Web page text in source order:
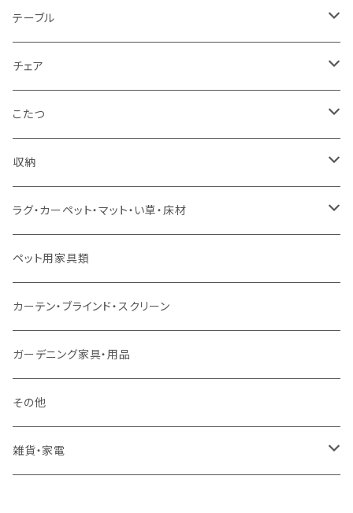
1人掛け
カウチソファ
コーナーソファ
ソファセット
スツール・オットマン
ソファ付属品
クッション・座椅子
セミダブルサイズ（フレームのみ）
ダブルサイズ（フレームのみ）
ワイドダブルサイズ以上（フレームのみ）
シングルサイズ以下（マットレス付）
セミダブルサイズ（マットレス付）
ダブルサイズ（マットレス付）
ダブルサイズ以上（マットレス付）
ロフトベッド
二段ベッド
マットレス
ダイニング3点セット以下
ダイニング4点セット
ダイニング5点・6点セット
ダイニング7点セット以上
テーブル
センターテーブル
ダイニングテーブル
カウンターテーブル
リフティングテーブル
サイドテーブル・コーヒーテーブル
デスク
チェア
ダイニングチェア
カウンターチェア
キッズチェア
オフィスチェア・ゲーミングチェア
ダイニングベンチ・スツール
こたつ
こたつテーブル
こたつ布団
コタツ・布団セット
収納
本棚・シェルフ
食器棚・収納庫
レンジ台・カウンター
ラック
TVボード
キャビネット・飾り棚
ラグ・カーペット・マット・い草・床材
マット・フロアタイル
ラグ
カーペット
ペット用家具類
カーテン・ブラインド・スクリーン
ガーデニング家具・用品
その他
雑貨・家電